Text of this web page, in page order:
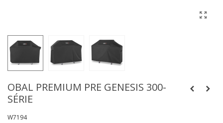
OBAL PREMIUM PRE GENESIS 300-
SÉRIE
W7194